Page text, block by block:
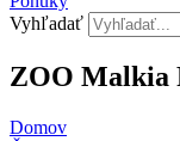
Vyhľadať
ZOO Malkia
Domov